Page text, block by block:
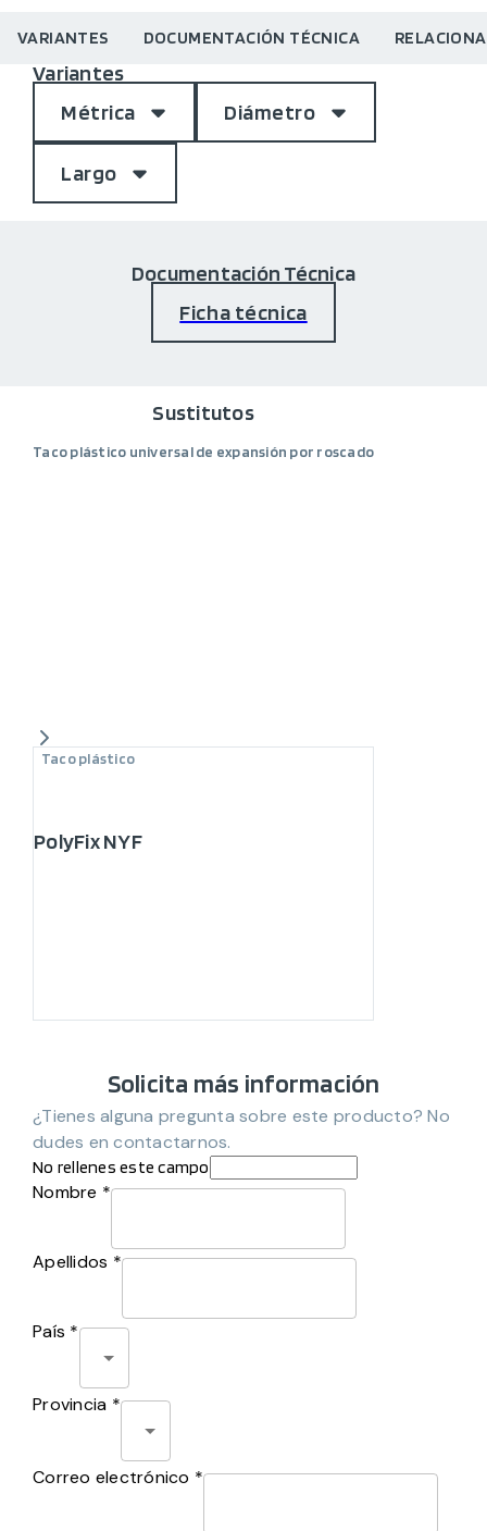
VARIANTES DOCUMENTACIÓN TÉCNICA
Variantes
Métrica
Diámetro
Largo
Documentación Técnica
Ficha técnica
Sustitutos
Taco plástico universal de expansión por roscado
Taco plástico
PolyFix NYF
Solicita más información
¿Tienes alguna pregunta sobre este producto? No
dudes en contactarnos.
No rellenes este campo
Nombre *
Apellidos *
País *
Provincia *
Correo electrónico *